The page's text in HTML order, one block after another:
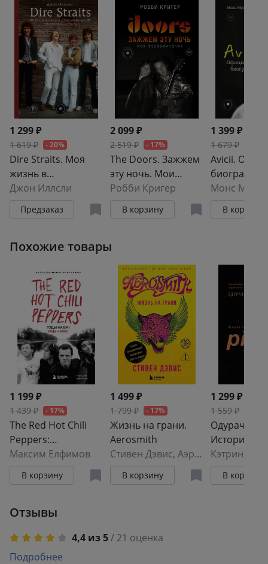
влечет установленную законодательством
ответственность
1 299 ₽
1 619 ₽ - 20%
Dire Straits. Моя
жизнь в
стесненных
обстоятельствах
Джон Иллсли
Предзаказ
2 099 ₽
2 519 ₽ - 17%
The Doors. Зажжем
эту ночь. Мои
воспоминания
Робби Кригер
В корзину
1 399 ₽
1 679 ₽
Avicii.
биография
Монс
В корзину
Похожие товары
1 199 ₽
1 439 ₽ - 17%
The Red Hot Chili
Peppers:
Эксклюзивная
биография. Годы на
EMI (1983 - 1990)
Максим Елфимов
В корзину
1 499 ₽
1 799 ₽ - 17%
Жизнь на грани.
Aerosmith
Стивен Дэвис, Аэросмит
В корзину
1 299 ₽
1 559 ₽
Одурачить
История
Pixies,
самими
Кэтрин Гэнц
В корзину
Отзывы
4,4 из 5/ 21 оценка
5
Подробнее